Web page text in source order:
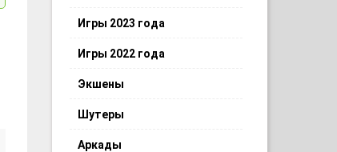
Игры 2023 года
Игры 2022 года
Экшены
Шутеры
Аркады